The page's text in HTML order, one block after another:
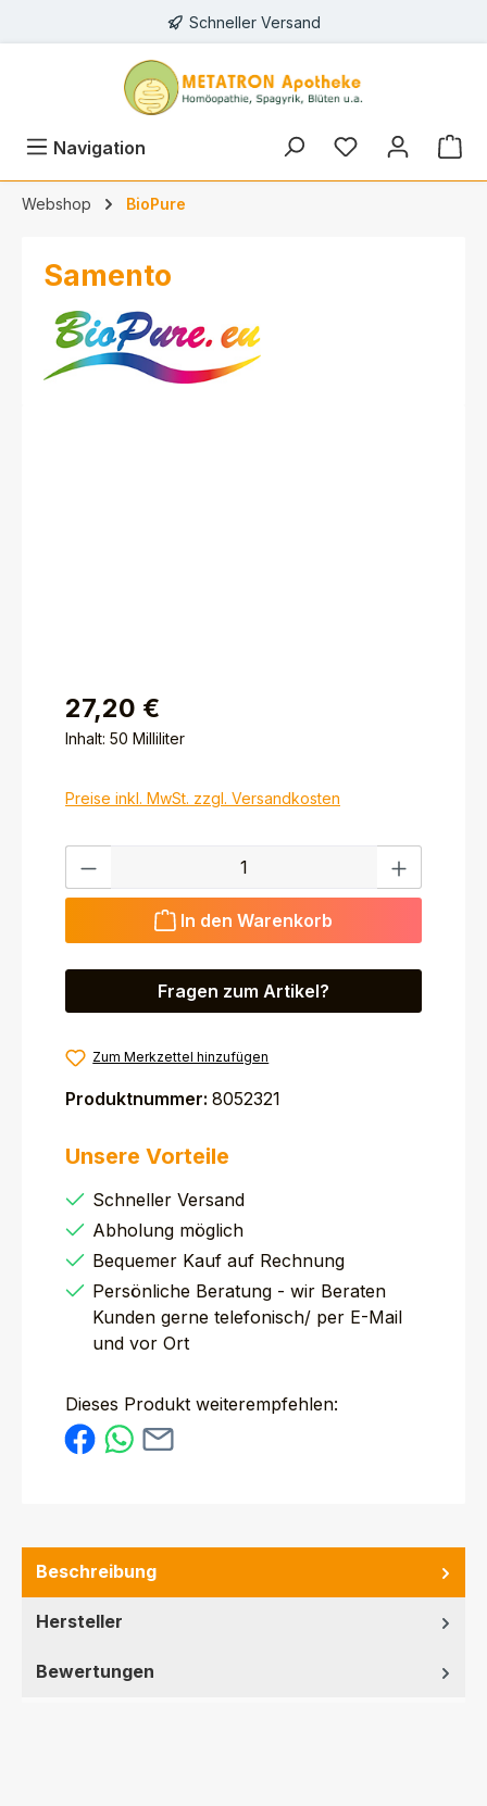
Schneller Versand
Navigation
Webshop BioPure
Samento
27,20 €
Inhalt: 50 Milliliter
Preise inkl. MwSt. zzgl. Versandkosten
Produkt Anzahl: Gib den gewünschten Wert ein
In den Warenkorb
Fragen zum Artikel?
Zum Merkzettel hinzufügen
Produktnummer: 8052321
Unsere Vorteile
Schneller Versand
Abholung möglich
Bequemer Kauf auf Rechnung
Persönliche Beratung - wir Beraten
Kunden gerne telefonisch/ per E-Mail
und vor Ort
Dieses Produkt weiterempfehlen:
Beschreibung
Hersteller
Bewertungen